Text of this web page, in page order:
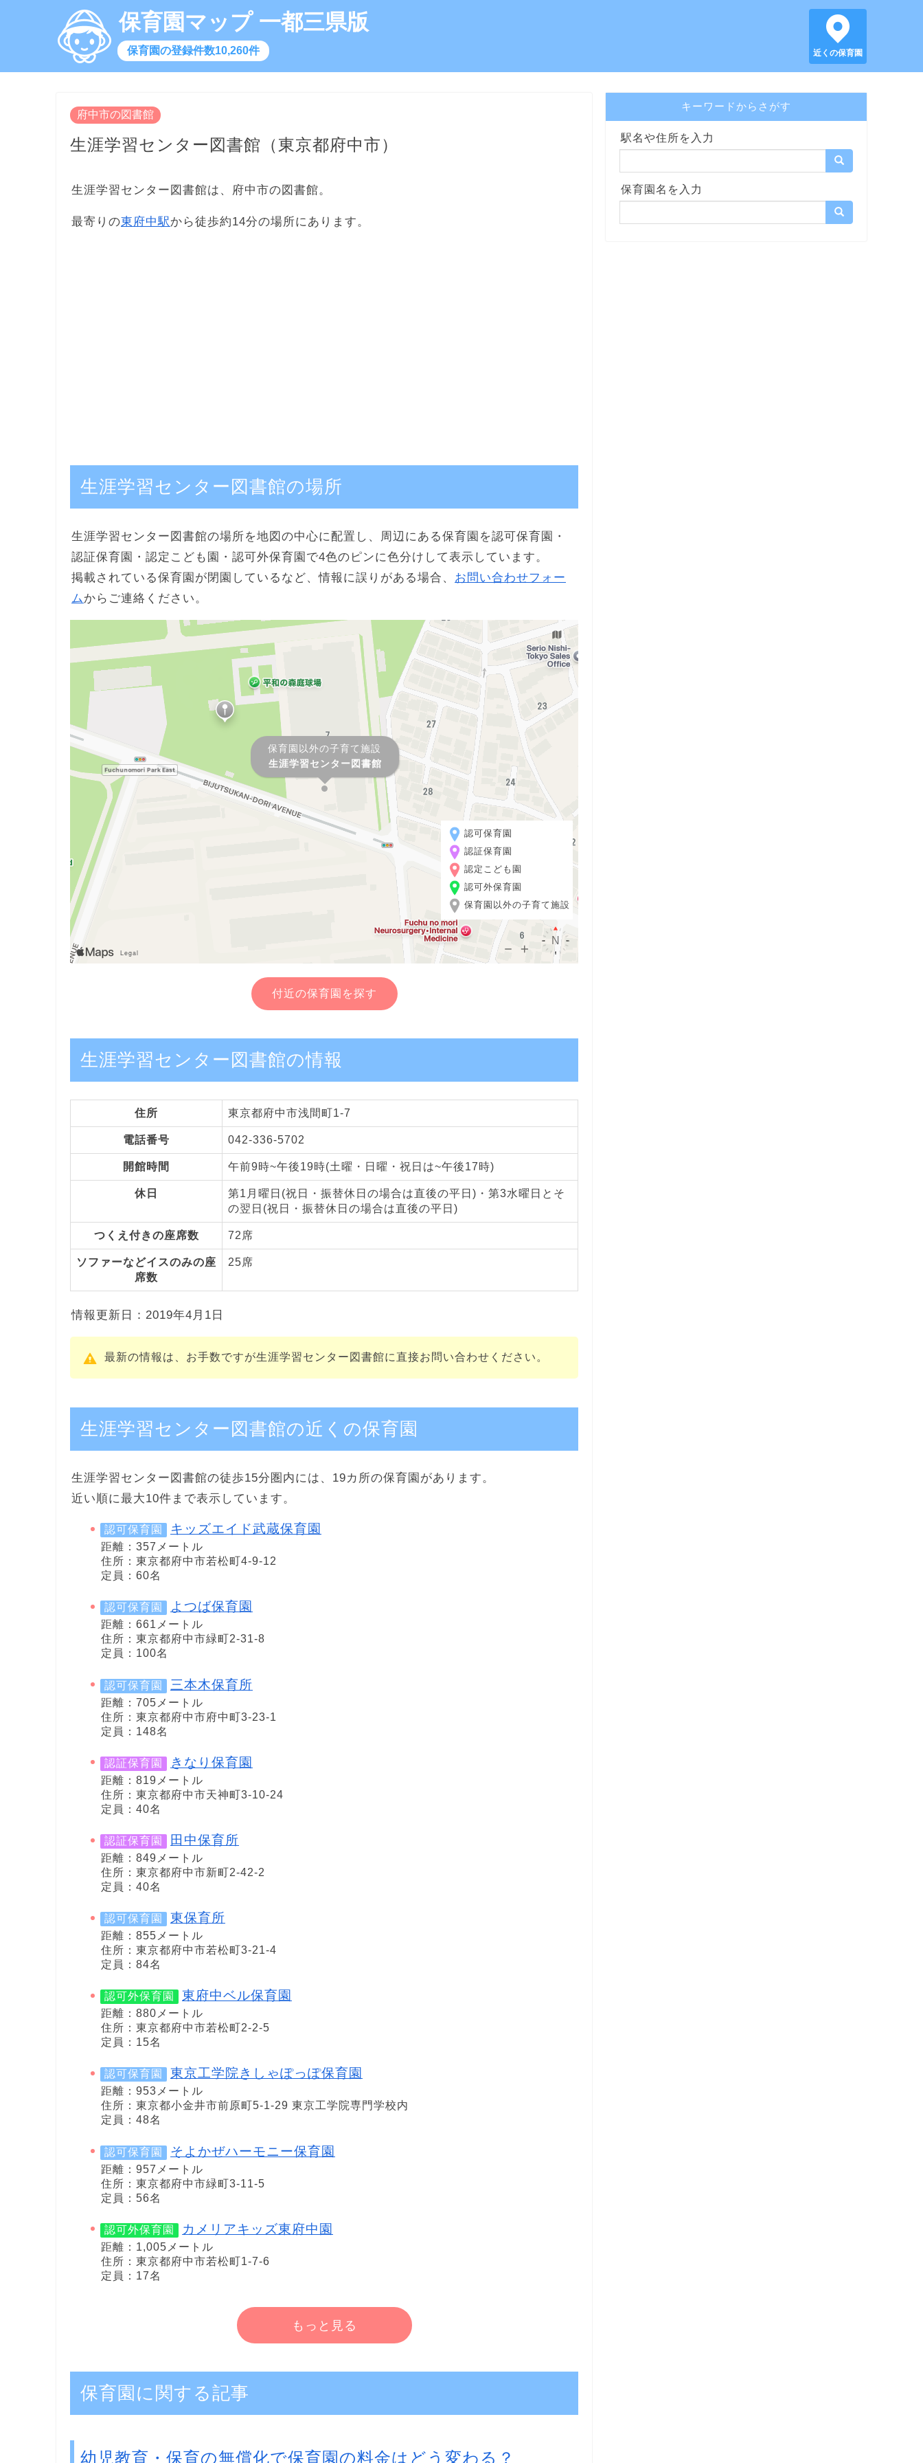
保育園マップ 一都三県版
保育園の登録件数10,260件 近くの保育園
府中市の図書館
生涯学習センター図書館（東京都府中市）
生涯学習センター図書館は、府中市の図書館。
最寄りの東府中駅から徒歩約14分の場所にあります。
生涯学習センター図書館の場所
生涯学習センター図書館の場所を地図の中心に配置し、周辺にある保育園を認可保育園・
認証保育園・認定こども園・認可外保育園で4色のピンに色分けして表示しています。
掲載されている保育園が閉園しているなど、情報に誤りがある場合、 お問い合わせフォー
ム からご連絡ください。
保育園以外の子育て施設
生涯学習センター図書館
認可保育園
認証保育園
認定こども園
認可外保育園
保育園以外の子育て施設
付近の保育園を探す
生涯学習センター図書館の情報
住所 東京都府中市浅間町1-7
電話番号 042-336-5702
開館時間 午前9時~午後19時(土曜・日曜・祝日は~午後17時)
休日
第1月曜日(祝日・振替休日の場合は直後の平日)・第3水曜日とそ
の翌日(祝日・振替休日の場合は直後の平日)
つくえ付きの座席数 72席
ソファーなどイスのみの座
席数
25席
情報更新日：2019年4月1日
最新の情報は、お手数ですが生涯学習センター図書館に直接お問い合わせください。
生涯学習センター図書館の近くの保育園
生涯学習センター図書館の徒歩15分圏内には、19カ所の保育園があります。
近い順に最大10件まで表示しています。
認可保育園 キッズエイド武蔵保育園
距離：357メートル
住所：東京都府中市若松町4-9-12
定員：60名
認可保育園 よつば保育園
距離：661メートル
住所：東京都府中市緑町2-31-8
定員：100名
認可保育園 三本木保育所
距離：705メートル
住所：東京都府中市府中町3-23-1
定員：148名
認証保育園 きなり保育園
距離：819メートル
住所：東京都府中市天神町3-10-24
定員：40名
認証保育園 田中保育所
距離：849メートル
住所：東京都府中市新町2-42-2
定員：40名
認可保育園 東保育所
距離：855メートル
住所：東京都府中市若松町3-21-4
定員：84名
認可外保育園 東府中ベル保育園
距離：880メートル
住所：東京都府中市若松町2-2-5
定員：15名
認可保育園 東京工学院きしゃぽっぽ保育園
距離：953メートル
住所：東京都小金井市前原町5-1-29 東京工学院専門学校内
定員：48名
認可保育園 そよかぜハーモニー保育園
距離：957メートル
住所：東京都府中市緑町3-11-5
定員：56名
認可外保育園 カメリアキッズ東府中園
距離：1,005メートル
住所：東京都府中市若松町1-7-6
定員：17名
もっと見る
保育園に関する記事
幼児教育・保育の無償化で保育園の料金はどう変わる？
キーワードからさがす
駅名や住所を入力
保育園名を入力